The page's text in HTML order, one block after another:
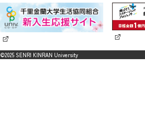
©2025 SENRI KINRAN University